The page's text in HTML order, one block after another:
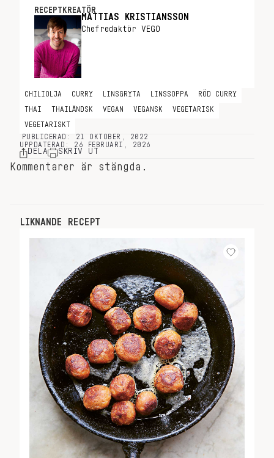
thailändsk röd curry. Röd currypasta är en
perfekt genväg till smakrika soppor och
grytor.
Här är våra bästa recept
kokosmjölk.
RECEPTKREATÖR
MATTIAS KRISTIANSSON
Chefredaktör VEGO
CHILIOLJA CURRY LINSGRYTA LINSSOPPA RÖD CURRY
THAI THAILÄNDSK VEGAN VEGANSK VEGETARISK
VEGETARISKT
PUBLICERAD: 21 OKTOBER, 2022
UPPDATERAD: 26 FEBRUARI, 2026
DELA SKRIV UT
Kommentarer är stängda.
LIKNANDE RECEPT